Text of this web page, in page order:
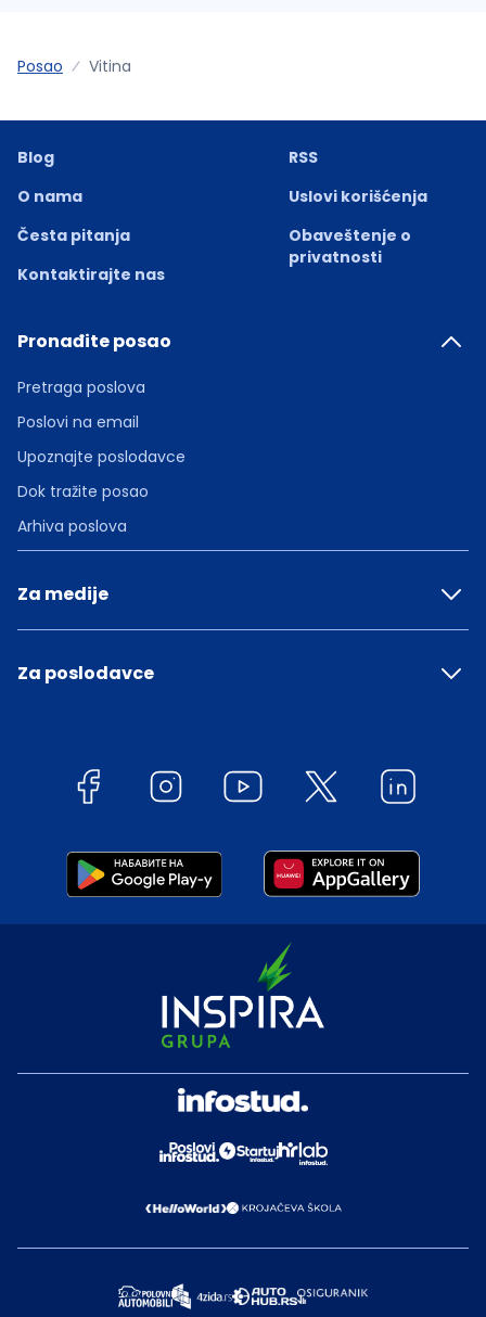
Posao Vitina
Blog
O nama
Česta pitanja
Kontaktirajte nas
RSS
Uslovi korišćenja
Obaveštenje o
privatnosti
Pronađite posao
Pretraga poslova
Poslovi na email
Upoznajte poslodavce
Dok tražite posao
Arhiva poslova
Za medije
Za poslodavce